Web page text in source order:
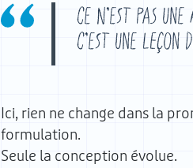
Ce n’est pas
C’est une
Ici, rien ne change dans la
formulation.
Seule la conception évolue.